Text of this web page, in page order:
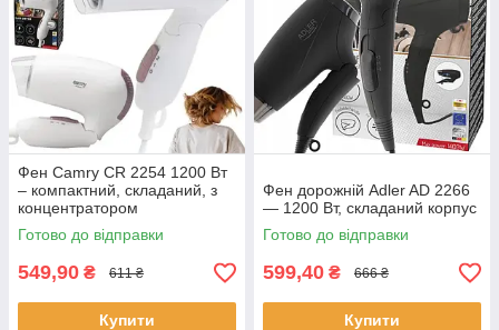
Фен Camry CR 2254 1200 Вт
– компактний, складаний, з
концентратором
Готово до відправки
549,90 ₴ 611 ₴
Купити
Фен дорожній Adler AD 2266
— 1200 Вт, складаний корпус
Готово до відправки
599,40 ₴ 666 ₴
Купити